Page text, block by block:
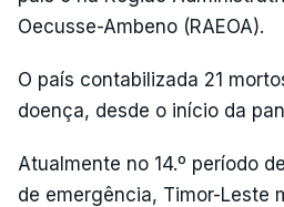
Oecusse-Ambeno (RAEOA).
O país contabilizada 21
doença, desde o início da
Atualmente no 14.º período
de emergência, Timor-Leste